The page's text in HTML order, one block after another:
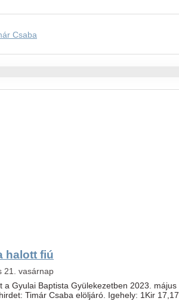
Csaba
halott fiú
21. vasárnap
a Gyulai Baptista Gyülekezetben 2023. május
Timár Csaba elöljáró. Igehely: 1Kir